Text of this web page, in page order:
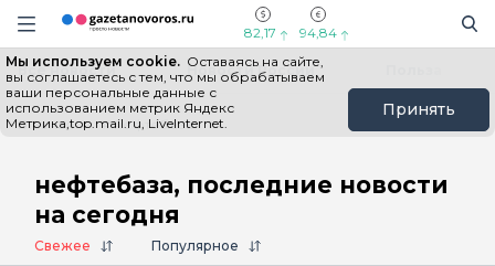
Информационный портал "ГазетаНоворос.ру"
Навигация сайта
82,17 94,84
Мы используем cookie. Оставаясь на сайте,
вы соглашаетесь с тем, что мы обрабатываем
ваши персональные данные с
использованием метрик Яндекс
Метрика,top.mail.ru, LiveInternet.
Принять
Все новости Новости России
Главная # нефтебаза
нефтебаза, последние новости
на сегодня
Свежее Популярное